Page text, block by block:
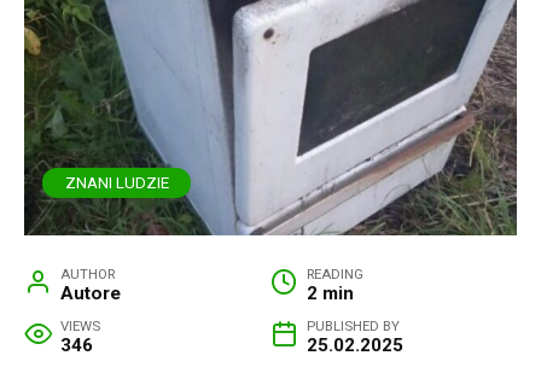
ZNANI LUDZIE
AUTHOR
Autore
READING
2 min
VIEWS
346
PUBLISHED BY
25.02.2025